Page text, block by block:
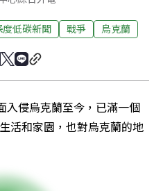
度低碳新聞 戰爭 烏克蘭
入侵烏克蘭至今，已滿一個
活和家園，也對烏克蘭的地